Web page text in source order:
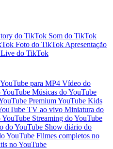
do TikTok Som do TikTok
Foto do TikTok Apresentação
Live do TikTok
YouTube para MP4 Vídeo do
YouTube Músicas do YouTube
PremiumYouTube Kids
TV ao vivo Miniatura do
YouTube Streaming do YouTube
do YouTube Show diário do
YouTube Filmes completos no
no YouTube